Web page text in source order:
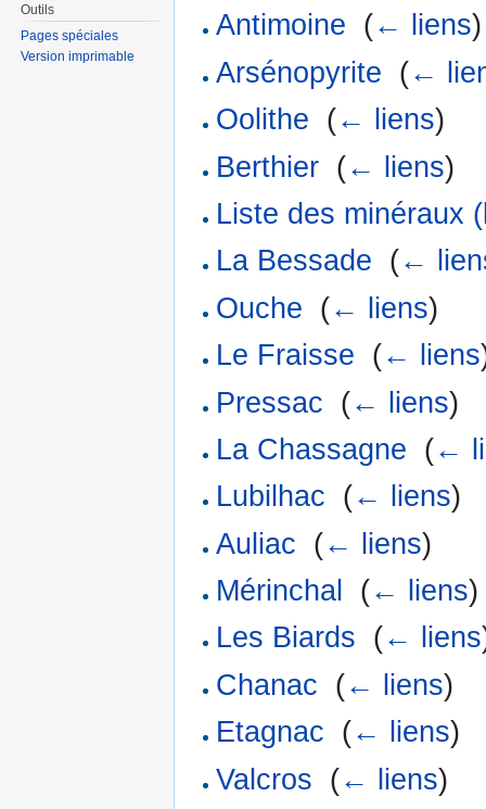
Antimoine (← liens)
Arsénopyrite (←
Oolithe (← liens)
Berthier (← liens)
Liste des minéraux
La Bessade (←
Ouche (← liens)
Le Fraisse (← liens
Pressac (← liens)
La Chassagne (←
Lubilhac (← liens)
Auliac (← liens)
Mérinchal
(← liens)
Les Biards (← liens
Chanac (← liens)
Etagnac (← liens)
Valcros (← liens)
Outils
Pages spéciales
Version imprimable